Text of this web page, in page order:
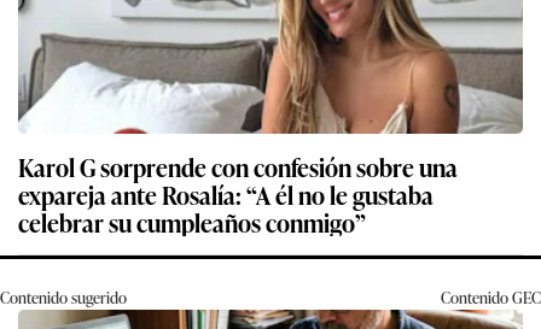
Karol G sorprende con confesión sobre una
expareja ante Rosalía: “A él no le gustaba
celebrar su cumpleaños conmigo”
Contenido sugerido ContenidoGEC